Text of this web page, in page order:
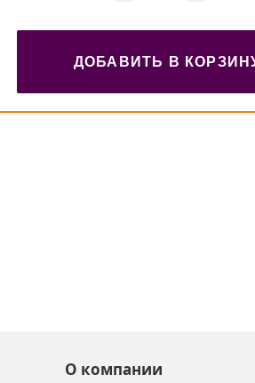
ДОБАВИТЬ В
О компании